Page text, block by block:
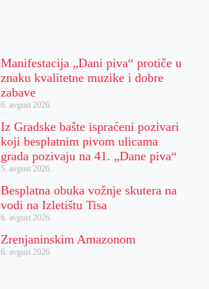
Manifestacija „Dani piva“ protiče u
znaku kvalitetne muzike i dobre
zabave
6. avgust 2026.
Iz Gradske bašte ispraćeni pozivari
koji besplatnim pivom ulicama
grada pozivaju na 41. „Dane piva“
5. avgust 2026.
Besplatna obuka vožnje skutera na
vodi na Izletištu Tisa
6. avgust 2026.
Zrenjaninskim Amazonom
6. avgust 2026.